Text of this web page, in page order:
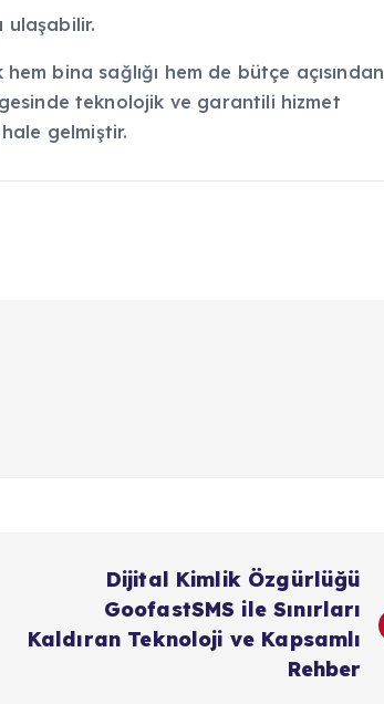
ulaşabilir.
bina sağlığı hem de bütçe açısından
teknolojik ve garantili hizmet
gelmiştir.
Dijital Kimlik Özgürlüğü
GoofastSMS ile Sınırları
Kaldıran Teknoloji ve Kapsamlı
Rehber